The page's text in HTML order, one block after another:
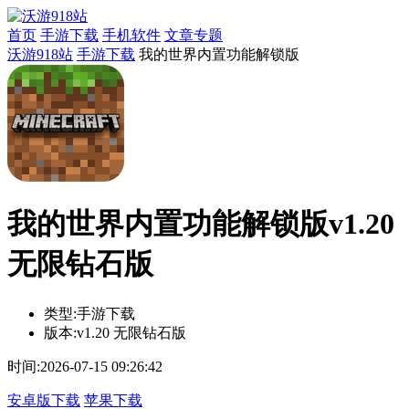
首页 手游下载 手机软件 文章专题
沃游918站 手游下载 我的世界内置功能解锁版
我的世界内置功能解锁版v1.20
无限钻石版
类型:手游下载
版本:v1.20 无限钻石版
时间:2026-07-15 09:26:42
安卓版下载 苹果下载